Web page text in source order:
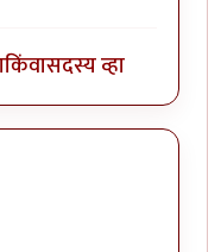
किंवासदस्य व्हा